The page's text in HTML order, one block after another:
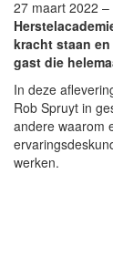
27 maart 2022 –
kracht staan
gast die
In deze
Rob Spruyt in
andere waarom
werken.